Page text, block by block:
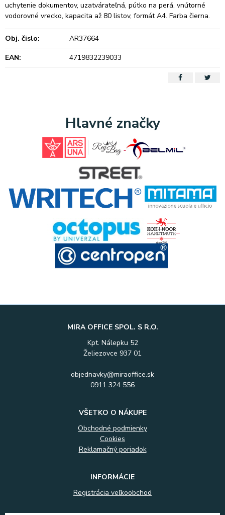
uchytenie dokumentov, uzatvárateľná, pútko na perá, vnútorné
vodorovné vrecko, kapacita až 80 listov, formát A4. Farba čierna.
Obj. čislo:
AR37664
EAN:
4719832239033
Hlavné značky
MIRA OFFICE SPOL. S R.O.
Kpt. Nálepku 52
Želiezovce 937 01
objednavky@miraoffice.sk
0911 324 556
VŠETKO O NÁKUPE
Obchodné podmienky
Cookies
Reklamačný poriadok
INFORMÁCIE
Registrácia veľkoobchod